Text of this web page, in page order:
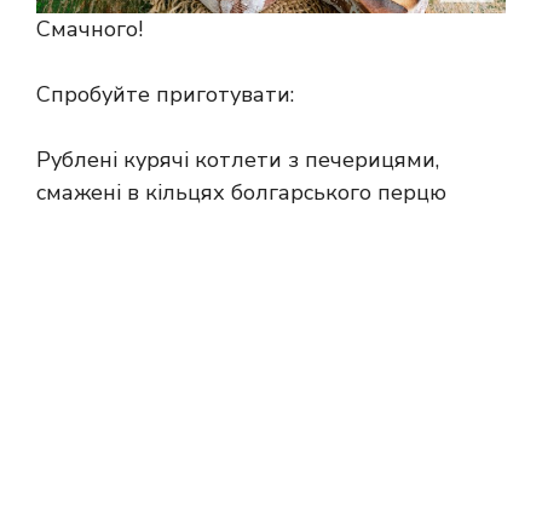
Смачного!
Спробуйте приготувати:
Рублені курячі котлети з печерицями,
смажені в кільцях болгарського перцю